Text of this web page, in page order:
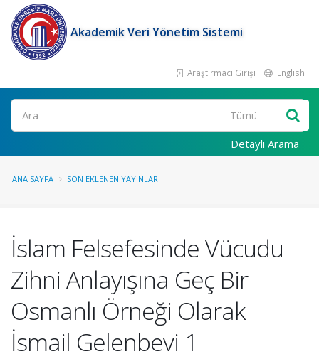
Akademik Veri Yönetim Sistemi
Araştırmacı Girişi English
Ara
Detaylı Arama
ANA SAYFA SON EKLENEN YAYINLAR
İslam Felsefesinde Vücudu
Zihni Anlayışına Geç Bir
Osmanlı Örneği Olarak
İsmail Gelenbevi 1